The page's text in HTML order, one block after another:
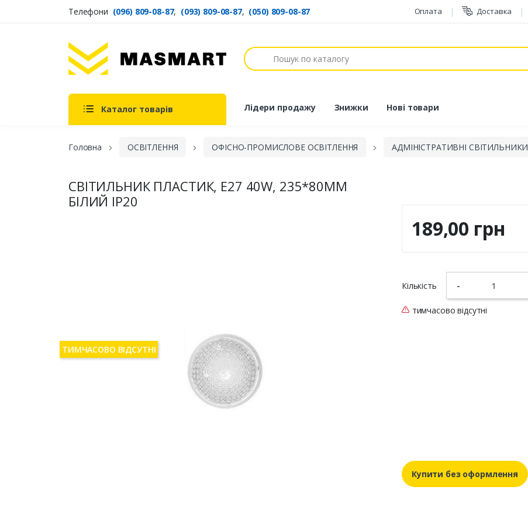
Телефони (096) 809-08-87, (093) 809-08-87, (050) 809-08-87 Оплата Доставка
Masmart
Пошук
Каталог товарів Лідери продажу Знижки Нові товари
Головна ОСВІТЛЕННЯ ОФІСНО-ПРОМИСЛОВЕ ОСВІТЛЕННЯ АДМІНІСТРАТИВНІ СВІТИЛЬНИКИ
СВІТИЛЬНИК ПЛАСТИК, Е27 40W, 235*80ММ
БІЛИЙ ІР20
ТИМЧАСОВО ВІДСУТНІ
189,00 грн
Кількість -
тимчасово відсутні
Купити без оформлення